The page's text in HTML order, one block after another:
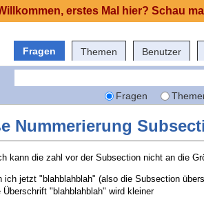
Fragen Themen Benutzer
Fragen
Nummerierung
kann die zahl vor der Subsection nicht an die
ich jetzt "blahblahblah" (also die Subsection
"blahblahblah" wird kleiner
erstes Mal hier? Schau